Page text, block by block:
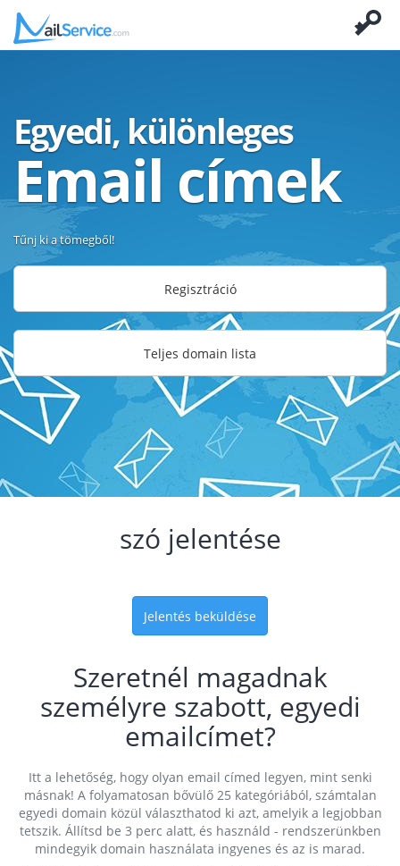
Egyedi, különleges
Email címek
Tűnj ki a tömegből!
Regisztráció
Teljes domain lista
szó jelentése
Jelentés beküldése
Szeretnél magadnak
személyre szabott, egyedi
emailcímet?
Itt a lehetőség, hogy olyan email címed legyen, mint senki
másnak! A folyamatosan bővülő 25 kategóriából, számtalan
egyedi domain közül választhatod ki azt, amelyik a legjobban
tetszik. Állítsd be 3 perc alatt, és használd - rendszerünkben
mindegyik domain használata ingyenes és az is marad.